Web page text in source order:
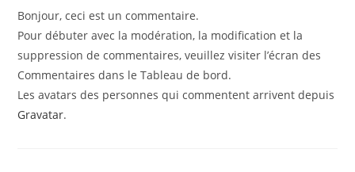
Bonjour, ceci est un commentaire.
Pour débuter avec la modération, la modification et la
suppression de commentaires, veuillez visiter l’écran des
Commentaires dans le Tableau de bord.
Les avatars des personnes qui commentent arrivent depuis
Gravatar.